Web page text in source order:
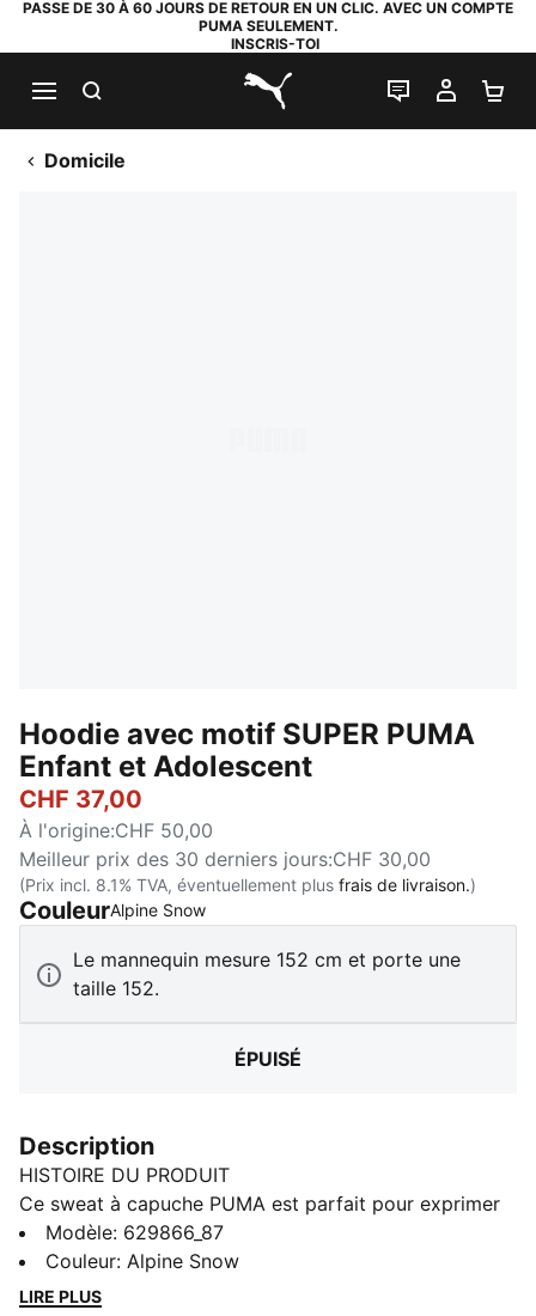
PASSE DE 30 À 60 JOURS DE RETOUR EN UN CLIC. AVEC UN COMPTE
PUMA SEULEMENT.
INSCRIS-TOI
PUMA.com
LIVE CHAT
MON
Domicile
Hoodie avec motif SUPER PUMA
Enfant et Adolescent
CHF 37,00
À l'origine:CHF 50,00
Meilleur prix des 30 derniers jours:CHF 30,00
(Prix incl. 8.1% TVA, éventuellement plus frais de livraison.)
CouleurAlpine Snow:
Le mannequin mesure 152 cm et porte une
taille 152.
ÉPUISÉ
Description
HISTOIRE DU PRODUIT
Ce sweat à capuche PUMA est parfait pour exprimer
son côté audacieux. Il est doté d'un motif saisissant
imprimé au rouleau, du logo PUMA Cat brodé sur la
manche, et d'une capuche doublée de jersey. Une
Modèle: 629866_87
Couleur: Alpine Snow
LIRE PLUS